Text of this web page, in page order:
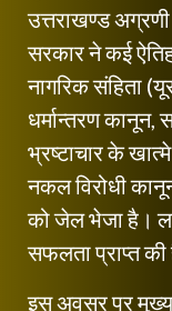
उत्तराखण्ड
सरकार ने कई
नागरिक संहिता
धर्मान्तरण
भ्रष्टाचार के
नकल विरोधी
को जेल भेजा है।
सफलता प्राप्त की
इस अवसर पर